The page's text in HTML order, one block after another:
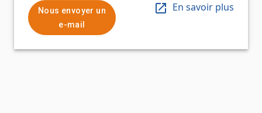
Nous envoyer un
e-mail
En savoir plus